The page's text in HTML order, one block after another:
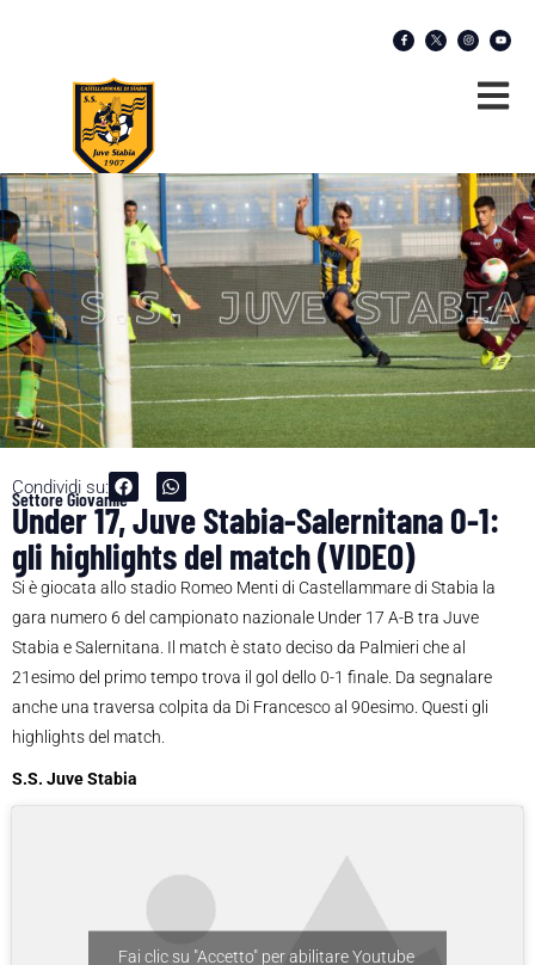
Condividi su:
Settore Giovanile
Under 17, Juve Stabia-Salernitana 0-1:
gli highlights del match (VIDEO)
Si è giocata allo stadio Romeo Menti di Castellammare di Stabia la
gara numero 6 del campionato nazionale Under 17 A-B tra Juve
Stabia e Salernitana. Il match è stato deciso da Palmieri che al
21esimo del primo tempo trova il gol dello 0-1 finale. Da segnalare
anche una traversa colpita da Di Francesco al 90esimo. Questi gli
highlights del match.
S.S. Juve Stabia
Fai clic su "Accetto" per abilitare Youtube